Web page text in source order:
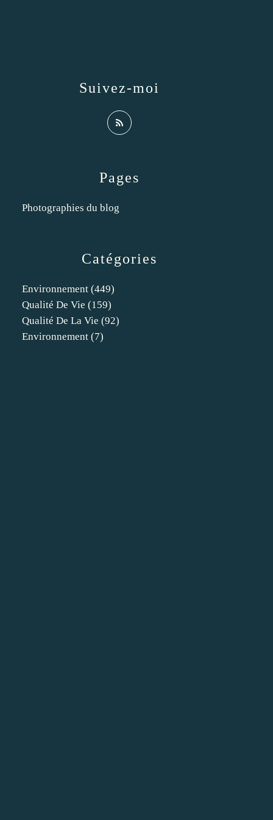
Catégories
Environnement (449)
Qualité De Vie (159)
Qualité De La Vie (92)
Environnement (7)
Pages
Photographies du blog
Suivez-moi